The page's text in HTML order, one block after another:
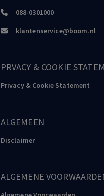
088-0301000
klantenservice@boom.nl
PRVACY & COOKIE
Privacy & Cookie Statement
ALGEMEEN
Disclaimer
ALGEMENE